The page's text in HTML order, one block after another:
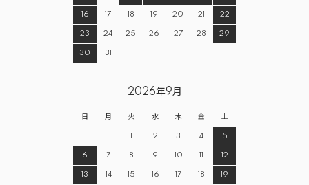
16 17 18 19 20 21 22
23 24 25 26 27 28 29
30 31
2026年9月
日 月 火 水 木 金 土
2 3 4 5
6 7 8 9 10 12
13 14 15 16 17 18 19